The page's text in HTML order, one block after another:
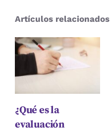
Artículos relacionados
¿Qué es la
evaluación